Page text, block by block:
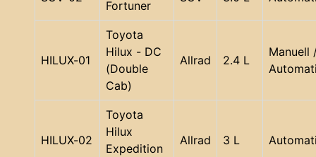
Fortuner
HILUX-01
Toyota
Hilux - DC
(Double
Cab)
Allrad 2.4 L
Manuell
HILUX-02
Toyota
Hilux
Expedition
Allrad 3 L